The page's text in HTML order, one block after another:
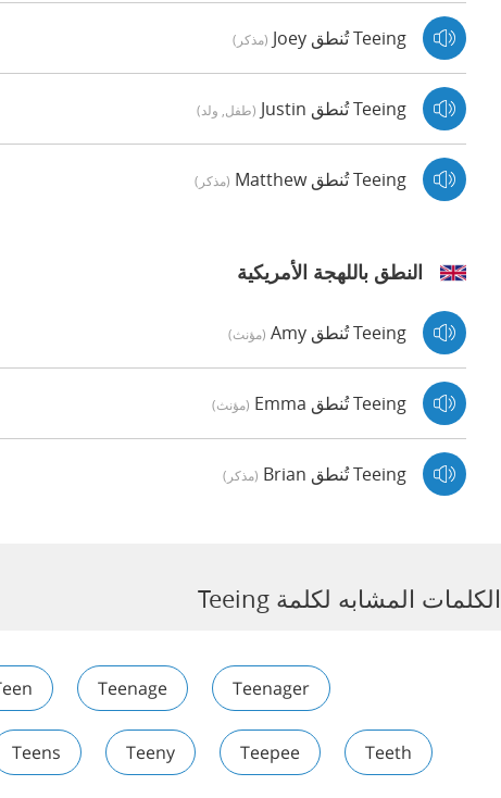
Teeing تُنطق Joey (مذكر)
Teeing تُنطق Justin (طفل, ولد)
Teeing تُنطق Matthew (مذكر)
النطق باللهجة الأمريكية
Teeing تُنطق Amy (مؤنث)
Teeing تُنطق Emma (مؤنث)
Teeing تُنطق Brian (مذكر)
الكلمات المشابه لكلمة Teeing
Teenage Teenager
Teens Teeny Teepee Teeth